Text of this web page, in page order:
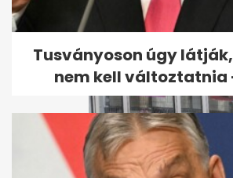
Példátlan baki a
Pétert lejárató
Lidlnek...
Tusványoson úgy
nem kell változtatnia